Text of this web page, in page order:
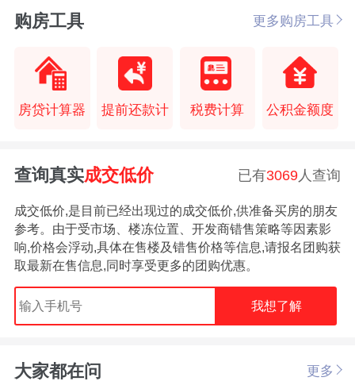
购房工具 更多购房工具
房贷计算器 提前还款计 税费计算 公积金额度
查询真实成交低价 已有3069人查询
成交低价,是目前已经出现过的成交低价,供准备买房的朋友
参考。由于受市场、楼冻位置、开发商错售策略等因素影
响,价格会浮动,具体在售楼及错售价格等信息,请报名团购获
取最新在售信息,同时享受更多的团购优惠。
我想了解
大家都在问 更多